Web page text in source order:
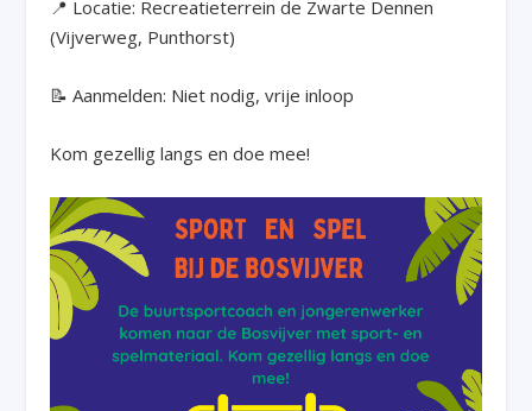
📍 Locatie: Recreatieterrein de Zwarte Dennen
(Vijverweg, Punthorst)
📝 Aanmelden: Niet nodig, vrije inloop
Kom gezellig langs en doe mee!